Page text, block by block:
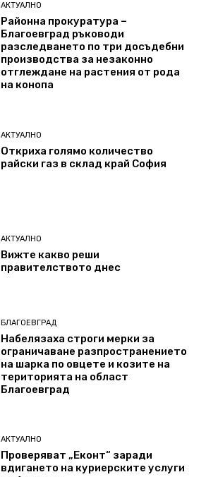
АКТУАЛНО
Районна прокуратура –
Благоевград ръководи
разследването по три досъдебни
производства за незаконно
отглеждане на растения от рода
на конопа
АКТУАЛНО
Откриха голямо количество
райски газ в склад край София
АКТУАЛНО
Вижте какво реши
правителството днес
БЛАГОЕВГРАД
Набелязаха строги мерки за
ограничаване разпространението
на шарка по овцете и козите на
територията на област
Благоевград
АКТУАЛНО
Проверяват „Еконт“ заради
вдигането на куриерските услуги